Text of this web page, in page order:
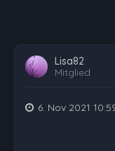
Lisa82
Mitglied
6. Nov 2021